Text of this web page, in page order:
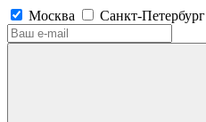
Москва Санкт-Петербург